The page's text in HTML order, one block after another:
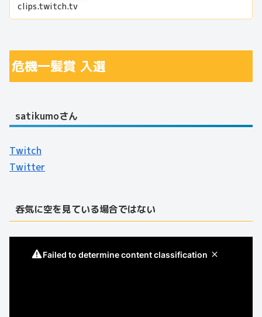
clips.twitch.tv
危機一髪賞 入選
satikumoさん
Twitch
Twitter
呑気に空を見ている場合ではない